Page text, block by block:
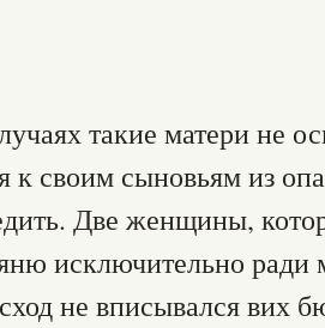
такие матери не
к своим сыновьям из
Две женщины,
исключительно ради
не вписывался вих